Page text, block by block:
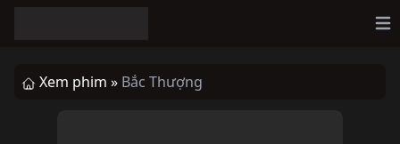
Xem phim » Bắc Thượng